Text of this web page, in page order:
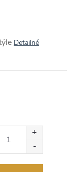
Detailné